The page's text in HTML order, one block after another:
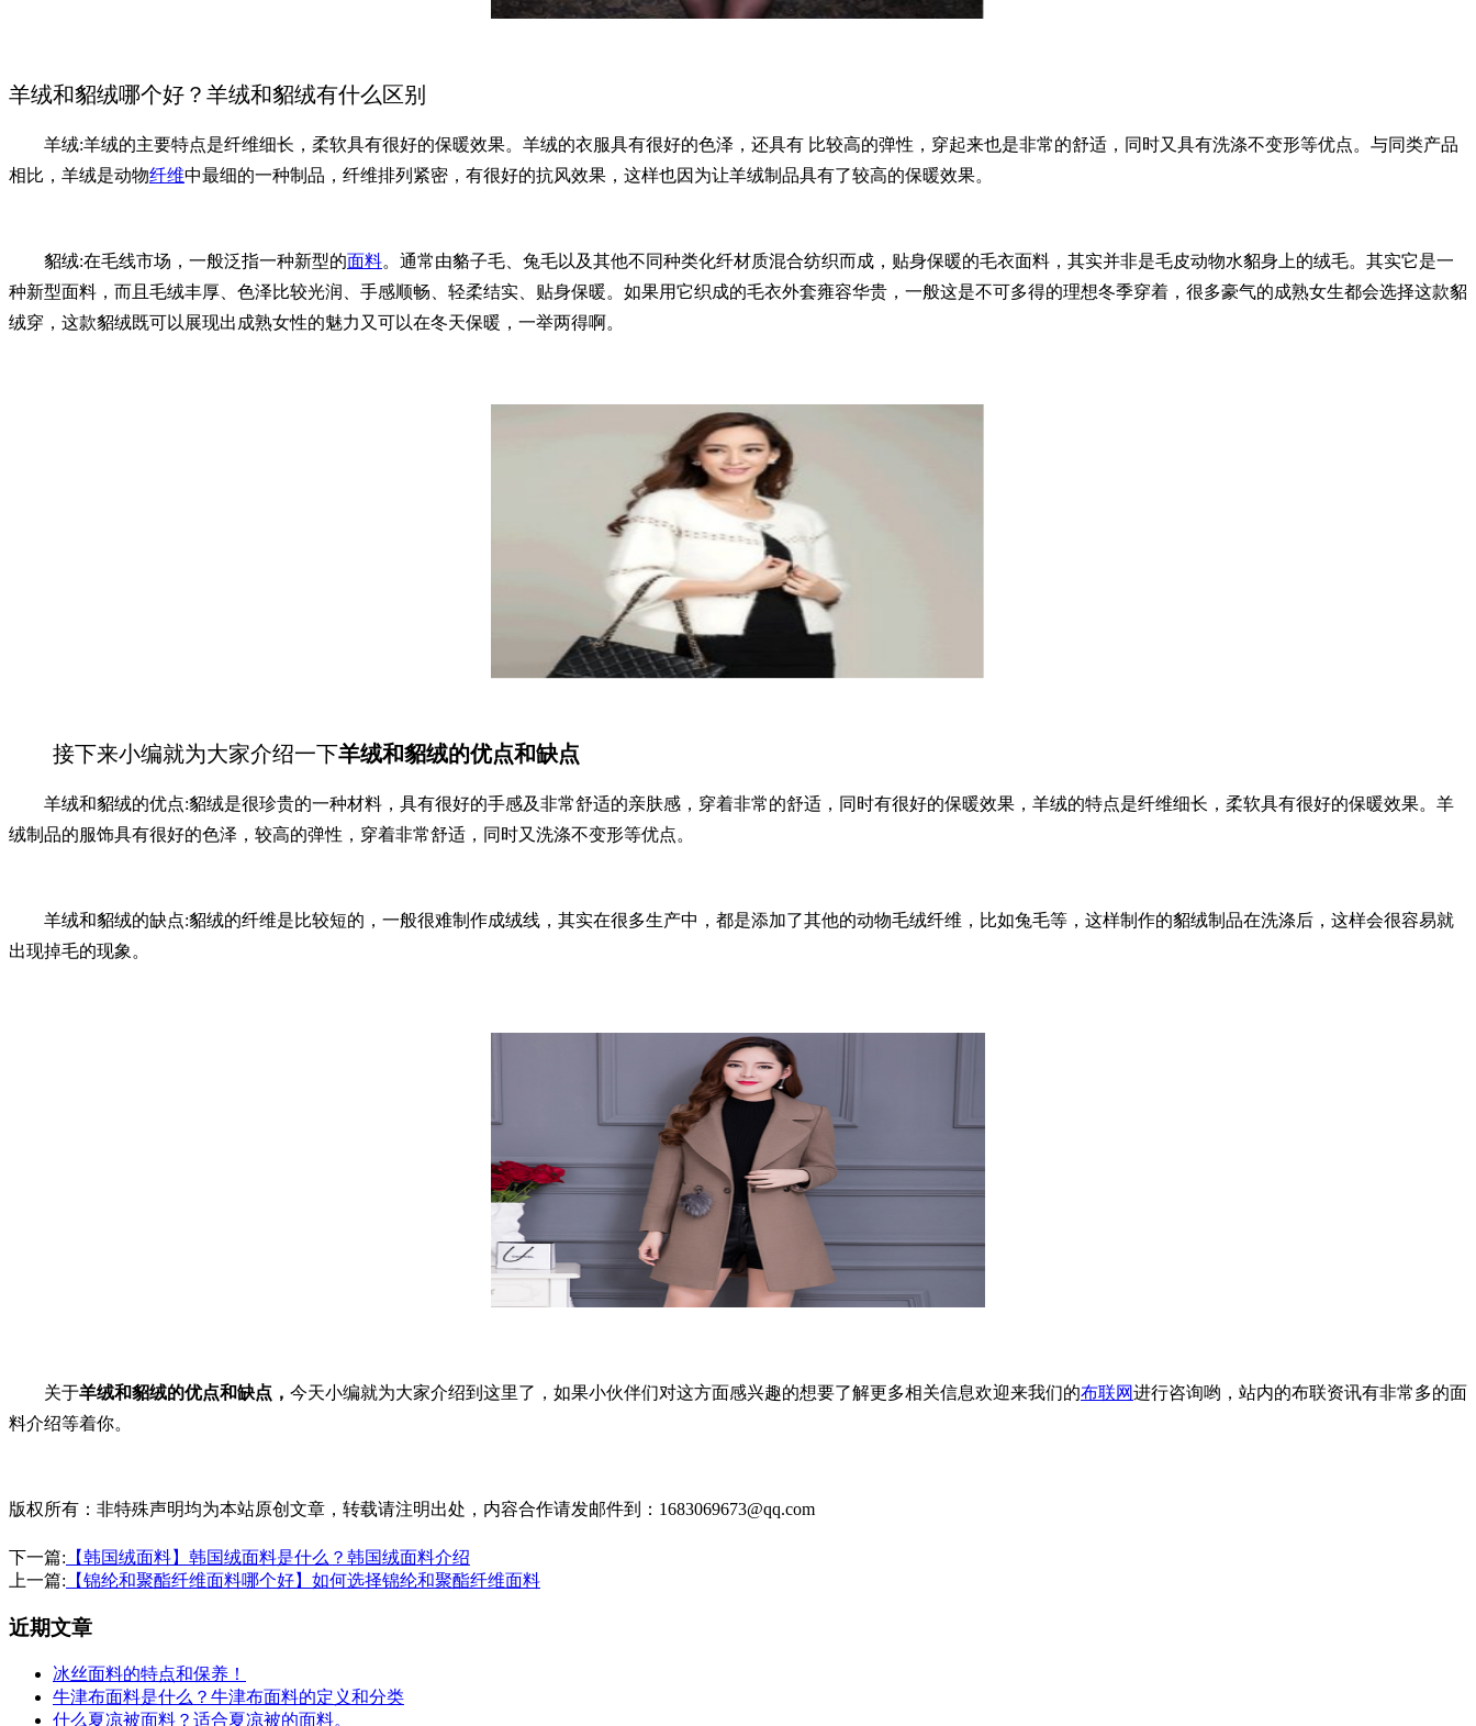
羊绒和貂绒哪个好？羊绒和貂绒有什么区别
羊绒:羊绒的主要特点是纤维细长，柔软具有很好的保暖效果。羊绒的衣服具有很好的色泽，还具有 比较高的弹性，穿起来也是非常的舒适，同时又具有洗涤不变形等优点。与同类产品
相比，羊绒是动物纤维中最细的一种制品，纤维排列紧密，有很好的抗风效果，这样也因为让羊绒制品具有了较高的保暖效果。
貂绒:在毛线市场，一般泛指一种新型的面料。通常由貉子毛、兔毛以及其他不同种类化纤材质混合纺织而成，贴身保暖的毛衣面料，其实并非是毛皮动物水貂身上的绒毛。其实它是一
种新型面料，而且毛绒丰厚、色泽比较光润、手感顺畅、轻柔结实、贴身保暖。如果用它织成的毛衣外套雍容华贵，一般这是不可多得的理想冬季穿着，很多豪气的成熟女生都会选择这款貂
绒穿，这款貂绒既可以展现出成熟女性的魅力又可以在冬天保暖，一举两得啊。
接下来小编就为大家介绍一下羊绒和貂绒的优点和缺点
羊绒和貂绒的优点:貂绒是很珍贵的一种材料，具有很好的手感及非常舒适的亲肤感，穿着非常的舒适，同时有很好的保暖效果，羊绒的特点是纤维细长，柔软具有很好的保暖效果。羊
绒制品的服饰具有很好的色泽，较高的弹性，穿着非常舒适，同时又洗涤不变形等优点。
羊绒和貂绒的缺点:貂绒的纤维是比较短的，一般很难制作成绒线，其实在很多生产中，都是添加了其他的动物毛绒纤维，比如兔毛等，这样制作的貂绒制品在洗涤后，这样会很容易就
出现掉毛的现象。
关于羊绒和貂绒的优点和缺点， 今天小编就为大家介绍到这里了，如果小伙伴们对这方面感兴趣的想要了解更多相关信息欢迎来我们的布联网进行咨询哟，站内的布联资讯有非常多的面
料介绍等着你。
版权所有：非特殊声明均为本站原创文章，转载请注明出处，内容合作请发邮件到：1683069673@qq.com
下一篇: 【韩国绒面料】韩国绒面料是什么？韩国绒面料介绍
上一篇: 【锦纶和聚酯纤维面料哪个好】如何选择锦纶和聚酯纤维面料
近期文章
冰丝面料的特点和保养！
牛津布面料是什么？牛津布面料的定义和分类
什么夏凉被面料？适合夏凉被的面料。